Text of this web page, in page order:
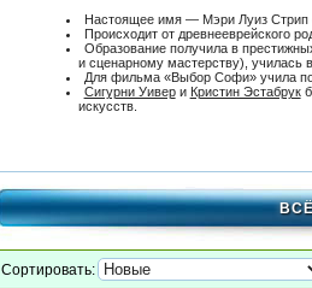
Настоящее имя — Мэри Луиз Стрип
Происходит от древнееврейского
Образование получила в
и сценарному мастерству), училась
Для фильма «Выбор Софи» учила
Сигурни Уивери Кристин Эстабрук
искусств.
Сортировать: